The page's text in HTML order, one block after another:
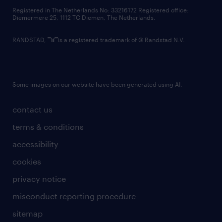
contact us
terms & conditions
accessibility
cookies
privacy notice
misconduct reporting procedure
sitemap
Registered in The Netherlands No: 33216172 Registered office:
Diemermere 25, 1112 TC Diemen, The Netherlands.
RANDSTAD, is a registered trademark of © Randstad N.V.
Some images on our website have been generated using AI.